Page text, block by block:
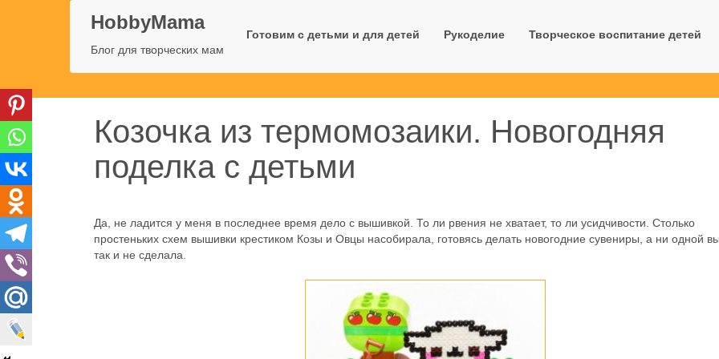
HobbyMama
Блог для творческих мам
Готовим с детьми и для детей Рукоделие Творческое воспитание детей
Козочка из термомозаики. Новогодняя
поделка с детьми
Да, не ладится у меня в последнее время дело с вышивкой. То ли рвения не хватает, то ли усидчивости. Столько
простеньких схем вышивки крестиком Козы и Овцы насобирала, готовясь делать новогодние сувениры, а ни одной
так и не сделала.